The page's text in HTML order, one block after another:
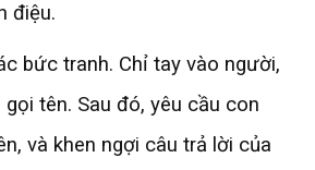
điệu.
bức tranh. Chỉ tay vào người,
tên. Sau đó, yêu cầu con
và khen ngợi câu trả lời của